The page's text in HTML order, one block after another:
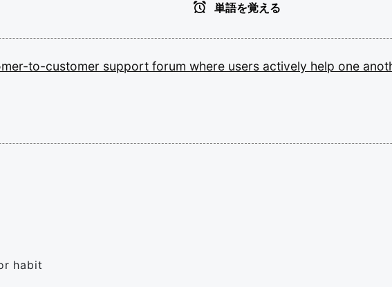
単語を覚える
to-customer support forum where users actively help one
habit